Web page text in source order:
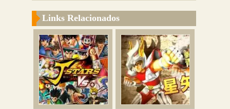
Links Relacionados